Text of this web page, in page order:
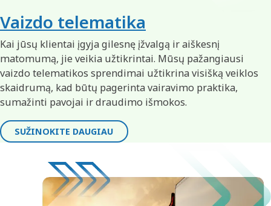
Vaizdo telematika
Kai jūsų klientai įgyja gilesnę įžvalgą ir aiškesnį
matomumą, jie veikia užtikrintai. Mūsų pažangiausi
vaizdo telematikos sprendimai užtikrina visišką veiklos
skaidrumą, kad būtų pagerinta vairavimo praktika,
sumažinti pavojai ir draudimo išmokos.
SUŽINOKITE DAUGIAU